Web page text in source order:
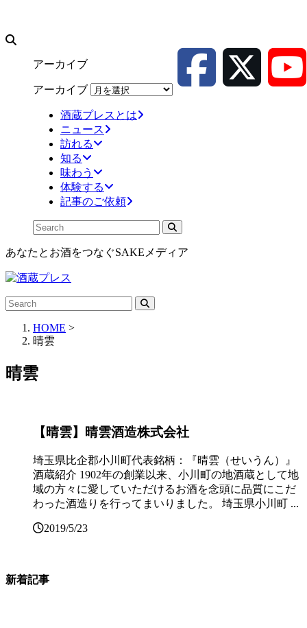
アーカイブ
アーカイブ
酒蔵プレスとは
ニュース
訪れる
知る
味わう
体験する
記事のご依頼
あなたとお酒をつなぐSAKEメディア
HOME >
晴雲
晴雲
【晴雲】晴雲酒造株式会社
埼玉県比企郡小川町代表銘柄：『晴雲（せいうん）』
酒蔵紹介 1902年の創業以来、小川町の地酒蔵として地
域の方々に愛していただけるお酒を念頭に品質にこだ
わった酒造りを行ってまいりました。 埼玉県小川町 ...
2019/5/23
新着記事